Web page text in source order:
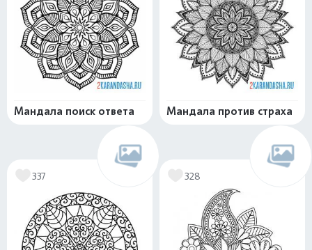
Мандала поиск ответа Мандала против страха
337 328